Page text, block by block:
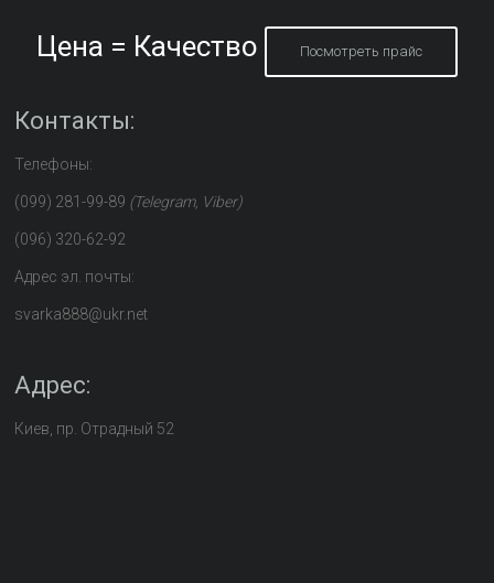
Цена = Качество Посмотреть прайс
Контакты:
Телефоны:
(099) 281-99-89 (Telegram, Viber)
(096) 320-62-92
Адрес эл. почты:
svarka888@ukr.net
Адрес:
Киев, пр. Отрадный 52